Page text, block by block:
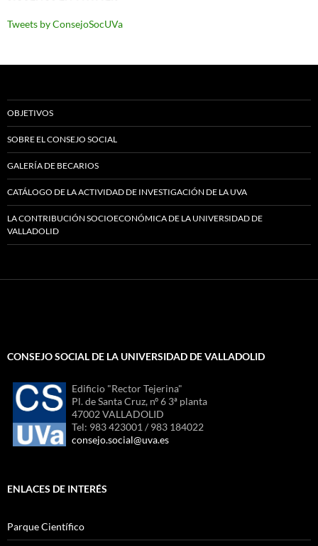
Tweets by ConsejoSocUVa
OBJETIVOS
SOBRE EL CONSEJO SOCIAL
GALERÍA DE BECARIOS
CATÁLOGO DE LA ACTIVIDAD DE INVESTIGACIÓN DE LA UVA
LA CONTRIBUCIÓN SOCIOECONÓMICA DE LA UNIVERSIDAD DE
VALLADOLID
CONSEJO SOCIAL DE LA UNIVERSIDAD DE VALLADOLID
Edificio "Rector Tejerina"
Pl. de Santa Cruz, nº 6 3ª planta
47002 VALLADOLID
Tel: 983 423001 / 983 184022
consejo.social@uva.es
ENLACES DE INTERÉS
Parque Científico